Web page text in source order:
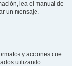
lea el manual de
un mensaje.
y acciones que
utilizando